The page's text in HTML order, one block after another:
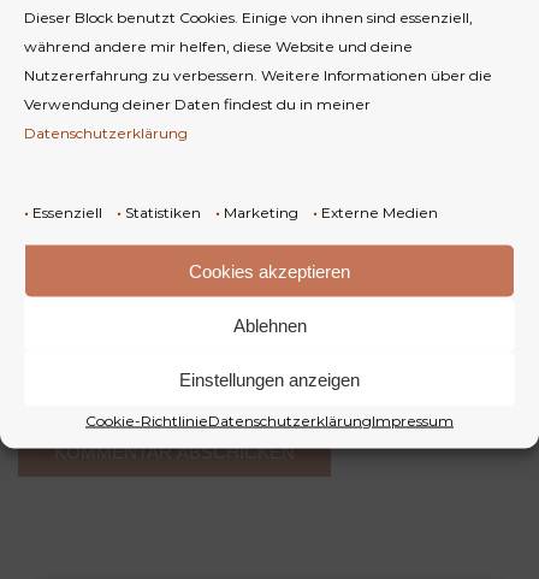
Dieser Block benutzt Cookies. Einige von ihnen sind essenziell,
während andere mir helfen, diese Website und deine
Nutzererfahrung zu verbessern. Weitere Informationen über die
Verwendung deiner Daten findest du in meiner
Datenschutzerklärung
• Essenziell • Statistiken • Marketing • Externe Medien
Cookies akzeptieren
Ablehnen
Einstellungen anzeigen
Cookie-RichtlinieDatenschutzerklärungImpressum
Name*
E-Mail-Adresse*